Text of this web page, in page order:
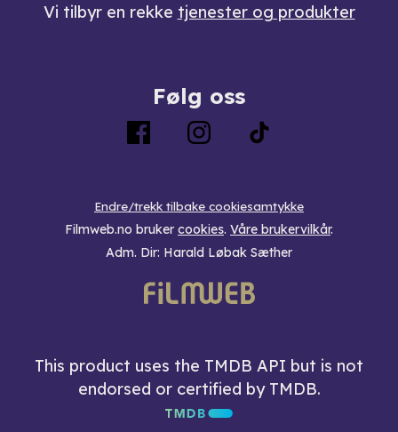
Vi tilbyr en rekke tjenester og produkter
Følg oss
Endre/trekk tilbake cookiesamtykke
Filmweb.no bruker cookies. Våre brukervilkår.
Adm. Dir: Harald Løbak Sæther
This product uses the TMDB API but is not
endorsed or certified by TMDB.